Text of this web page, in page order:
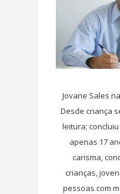
Jovane Sales
Desde criança
leitura;
apenas 17
carisma,
crianças,
pessoas com